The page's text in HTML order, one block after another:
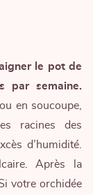
le pot de
par semaine.
en soucoupe,
racines des
d’humidité.
Après la
votre orchidée